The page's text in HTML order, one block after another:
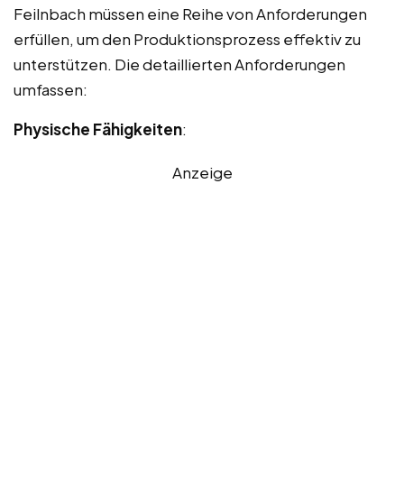
Feilnbach müssen eine Reihe von Anforderungen
erfüllen, um den Produktionsprozess effektiv zu
unterstützen. Die detaillierten Anforderungen
umfassen:
Physische Fähigkeiten:
Anzeige